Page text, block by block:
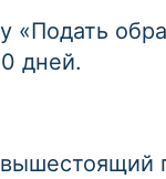
«Подать
дней.